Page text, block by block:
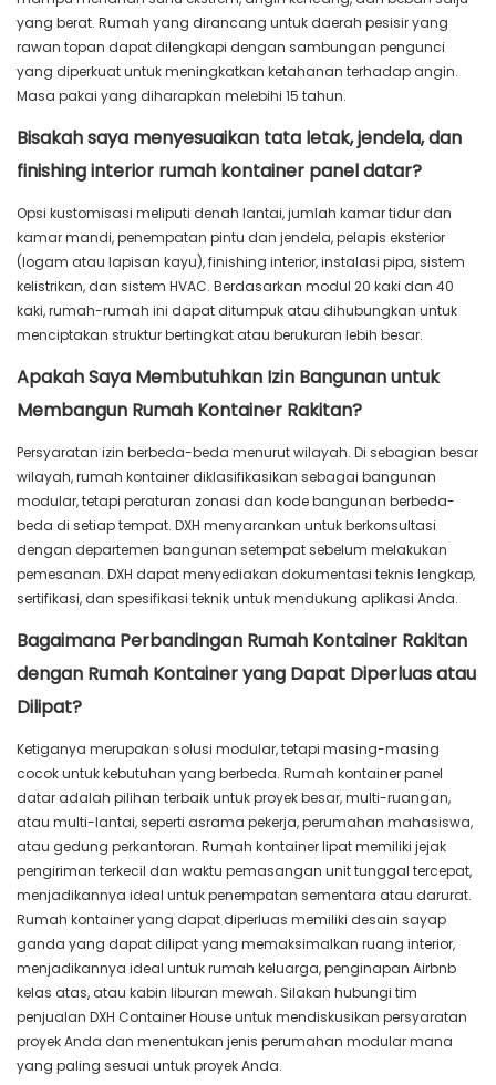
yang berat. Rumah yang dirancang untuk daerah pesisir yang
rawan topan dapat dilengkapi dengan sambungan pengunci
yang diperkuat untuk meningkatkan ketahanan terhadap angin.
Masa pakai yang diharapkan melebihi 15 tahun.
Bisakah saya menyesuaikan tata letak, jendela, dan
finishing interior rumah kontainer panel datar?
Opsi kustomisasi meliputi denah lantai, jumlah kamar tidur dan
kamar mandi, penempatan pintu dan jendela, pelapis eksterior
(logam atau lapisan kayu), finishing interior, instalasi pipa, sistem
kelistrikan, dan sistem HVAC. Berdasarkan modul 20 kaki dan 40
kaki, rumah-rumah ini dapat ditumpuk atau dihubungkan untuk
menciptakan struktur bertingkat atau berukuran lebih besar.
Apakah Saya Membutuhkan Izin Bangunan untuk
Membangun Rumah Kontainer Rakitan?
Persyaratan izin berbeda-beda menurut wilayah. Di sebagian besar
wilayah, rumah kontainer diklasifikasikan sebagai bangunan
modular, tetapi peraturan zonasi dan kode bangunan berbeda-
beda di setiap tempat. DXH menyarankan untuk berkonsultasi
dengan departemen bangunan setempat sebelum melakukan
pemesanan. DXH dapat menyediakan dokumentasi teknis lengkap,
sertifikasi, dan spesifikasi teknik untuk mendukung aplikasi Anda.
Bagaimana Perbandingan Rumah Kontainer Rakitan
dengan Rumah Kontainer yang Dapat Diperluas atau
Dilipat?
Ketiganya merupakan solusi modular, tetapi masing-masing
cocok untuk kebutuhan yang berbeda. Rumah kontainer panel
datar adalah pilihan terbaik untuk proyek besar, multi-ruangan,
atau multi-lantai, seperti asrama pekerja, perumahan mahasiswa,
atau gedung perkantoran. Rumah kontainer lipat memiliki jejak
pengiriman terkecil dan waktu pemasangan unit tunggal tercepat,
menjadikannya ideal untuk penempatan sementara atau darurat.
Rumah kontainer yang dapat diperluas memiliki desain sayap
ganda yang dapat dilipat yang memaksimalkan ruang interior,
menjadikannya ideal untuk rumah keluarga, penginapan Airbnb
kelas atas, atau kabin liburan mewah. Silakan hubungi tim
penjualan DXH Container House untuk mendiskusikan persyaratan
proyek Anda dan menentukan jenis perumahan modular mana
yang paling sesuai untuk proyek Anda.